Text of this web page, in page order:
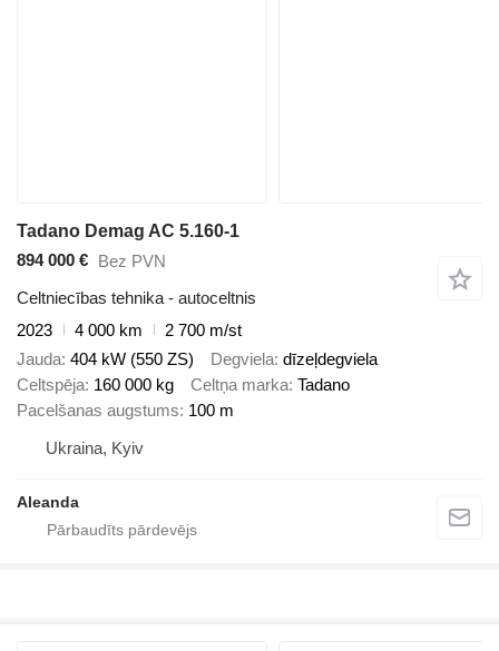
Tadano Demag AC 5.160-1
894 000 €
Bez PVN
Celtniecības tehnika - autoceltnis
2023
4 000 km
2 700 m/st
Jauda 404 kW (550 ZS) Degviela dīzeļdegviela
Celtspēja 160 000 kg Celtņa marka Tadano
Pacelšanas augstums 100 m
Ukraina, Kyiv
Aleanda